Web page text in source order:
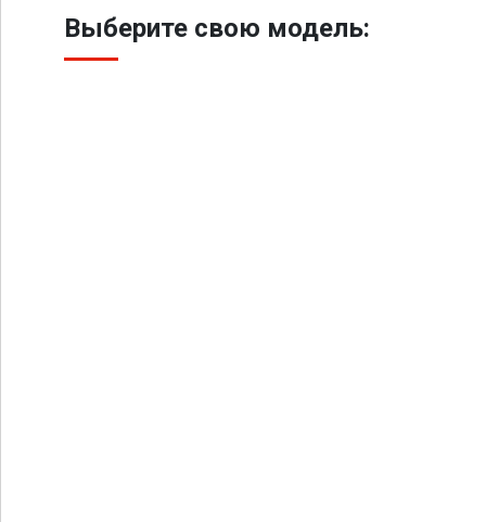
Выберите свою модель: